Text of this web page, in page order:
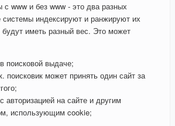
www и без www - это два разных
системы индексируют и ранжируют их
иметь разный вес. Это может
поисковой выдаче;
поисковик может принять один сайт за
авторизацией на сайте и другим
использующим cookie;